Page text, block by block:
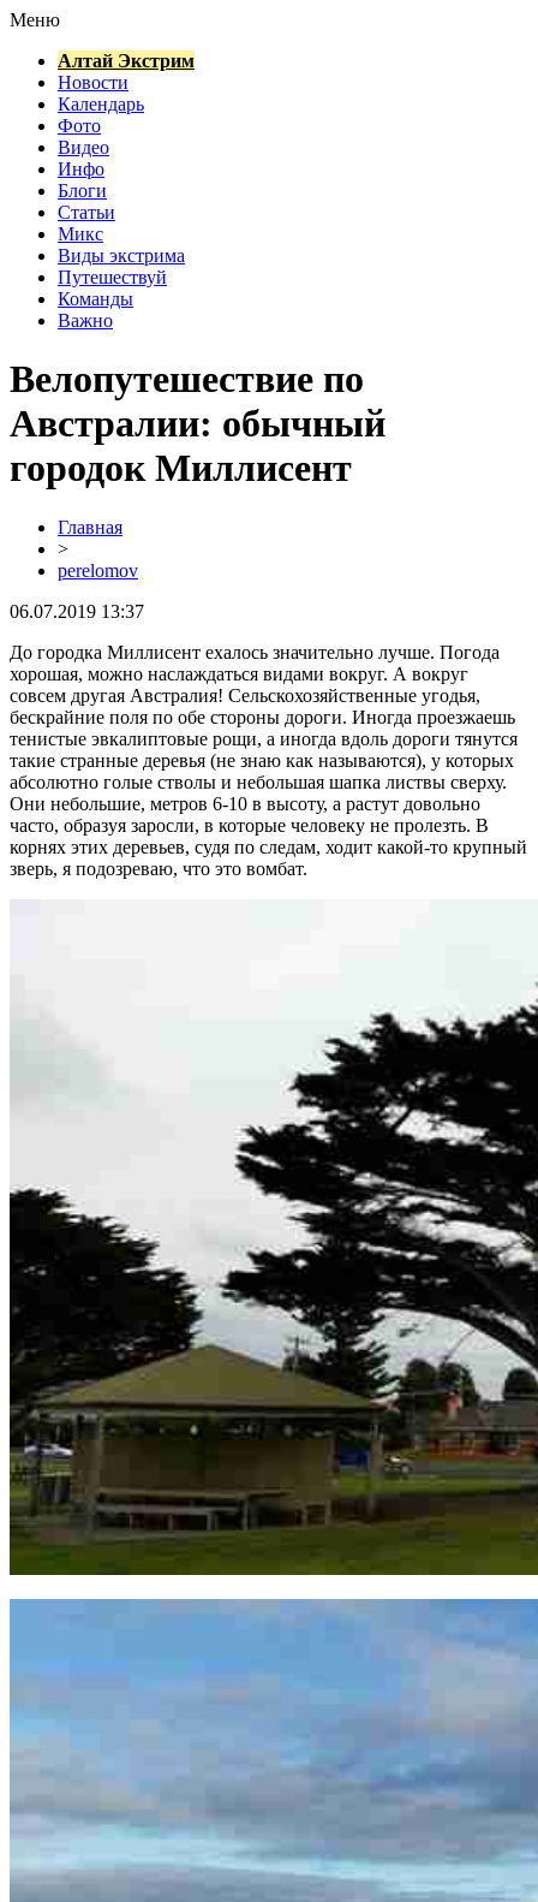
Меню
Алтай Экстрим
Новости
Календарь
Фото
Видео
Инфо
Блоги
Статьи
Микс
Виды экстрима
Путешествуй
Команды
Важно
Велопутешествие по
Австралии: обычный
городок Миллисент
Главная
>
perelomov
06.07.2019 13:37
До городка Миллисент ехалось значительно лучше. Погода
хорошая, можно наслаждаться видами вокруг. А вокруг
совсем другая Австралия! Сельскохозяйственные угодья,
бескрайние поля по обе стороны дороги. Иногда проезжаешь
тенистые эвкалиптовые рощи, а иногда вдоль дороги тянутся
такие странные деревья (не знаю как называются), у которых
абсолютно голые стволы и небольшая шапка листвы сверху.
Они небольшие, метров 6-10 в высоту, а растут довольно
часто, образуя заросли, в которые человеку не пролезть. В
корнях этих деревьев, судя по следам, ходит какой-то крупный
зверь, я подозреваю, что это вомбат.